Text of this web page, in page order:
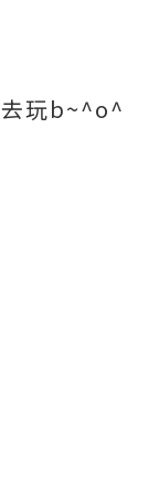
玩b~^o^